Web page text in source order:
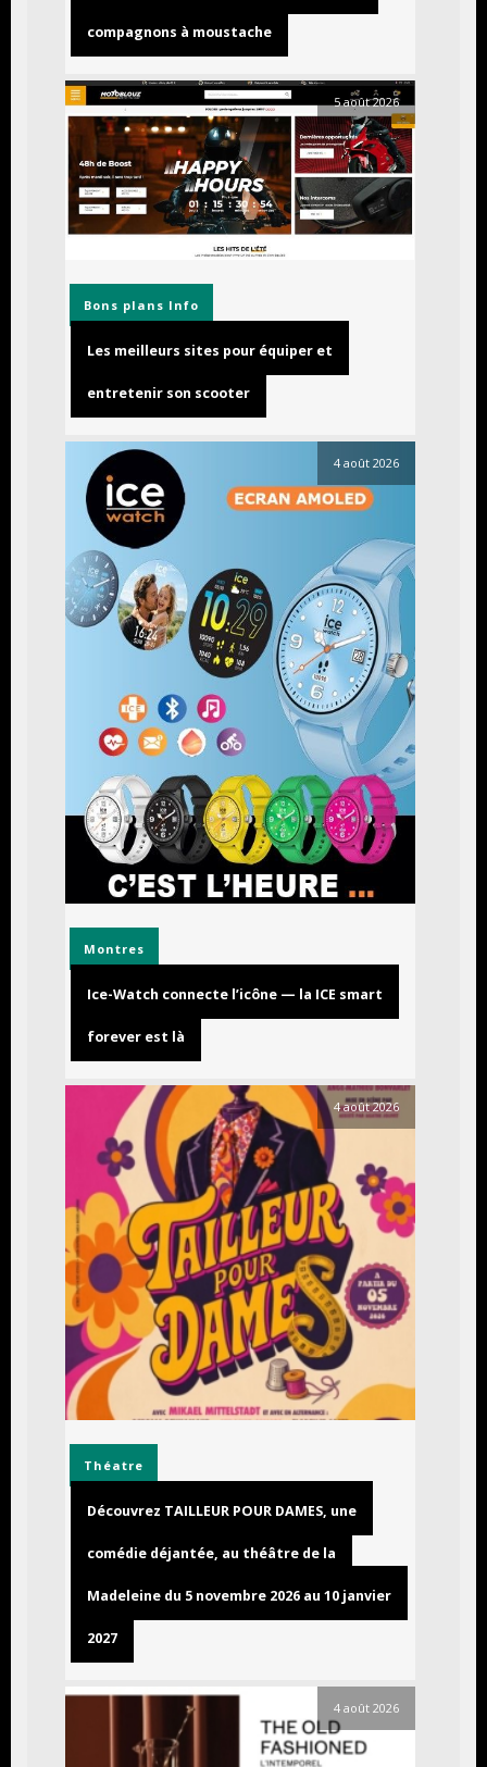
compagnons à moustache
5 août 2026
Bons plans Info
Les meilleurs sites pour équiper et
entretenir son scooter
4 août 2026
Montres
Ice-Watch connecte l’icône — la ICE smart
forever est là
4 août 2026
Théatre
Découvrez TAILLEUR POUR DAMES, une
comédie déjantée, au théâtre de la
Madeleine du 5 novembre 2026 au 10 janvier
2027
4 août 2026